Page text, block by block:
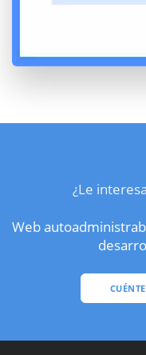
¿Le
Web